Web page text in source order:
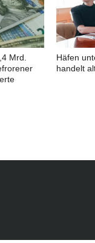
Mrd.
Häfen
handelt